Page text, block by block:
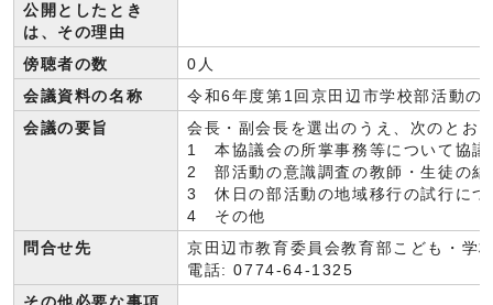
公開としたとき
は、その理由
傍聴者の数
0人
会議資料の名称
令和6年度第1回京田辺市学校部活動の
会議の要旨
会長・副会長を選出のうえ、次のとお
1 本協議会の所掌事務等について協議
2 部活動の意識調査の教師・生徒の結
3 休日の部活動の地域移行の試行につ
4 その他
問合せ先
京田辺市教育委員会教育部こども・
電話: 0774-64-1325
その他必要な事項